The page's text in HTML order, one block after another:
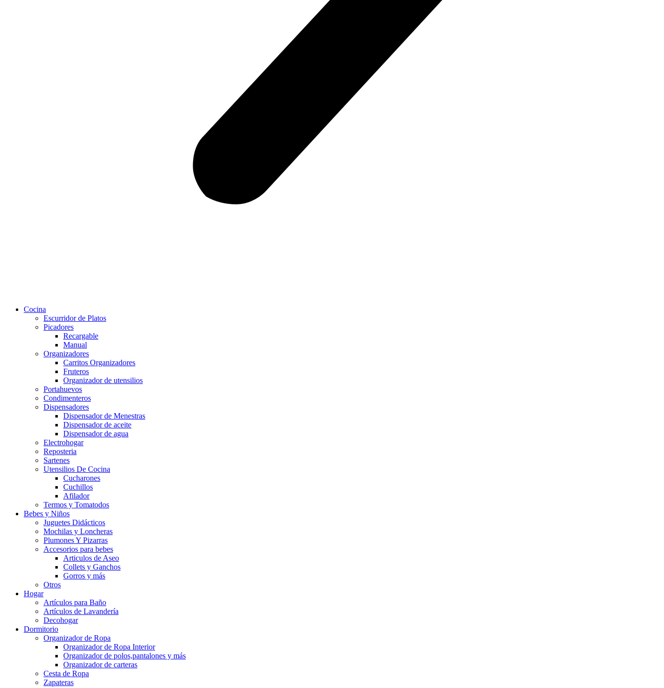
Cocina
Escurridor de Platos
Picadores
Recargable
Manual
Organizadores
Carritos Organizadores
Fruteros
Organizador de utensilios
Portahuevos
Condimenteros
Dispensadores
Dispensador de Menestras
Dispensador de aceite
Dispensador de agua
Electrohogar
Reposteria
Sartenes
Utensilios De Cocina
Cucharones
Cuchillos
Afilador
Termos y Tomatodos
Bebes y Niños
Juguetes Didácticos
Mochilas y Loncheras
Plumones Y Pizarras
Accesorios para bebes
Articulos de Aseo
Collets y Ganchos
Gorros y más
Otros
Hogar
Artículos para Baño
Artículos de Lavandería
Decohogar
Dormitorio
Organizador de Ropa
Organizador de Ropa Interior
Organizador de polos,pantalones y más
Organizador de carteras
Cesta de Ropa
Zapateras